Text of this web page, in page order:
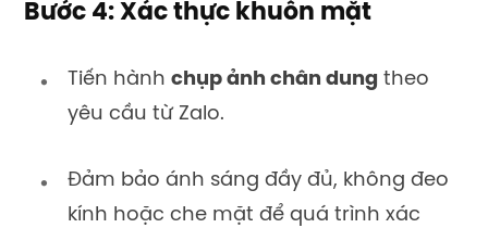
Bước 4: Xác thực khuôn mặt
Tiến hành chụp ảnh chân dung theo
yêu cầu từ Zalo.
Đảm bảo ánh sáng đầy đủ, không đeo
kính hoặc che mặt để quá trình xác